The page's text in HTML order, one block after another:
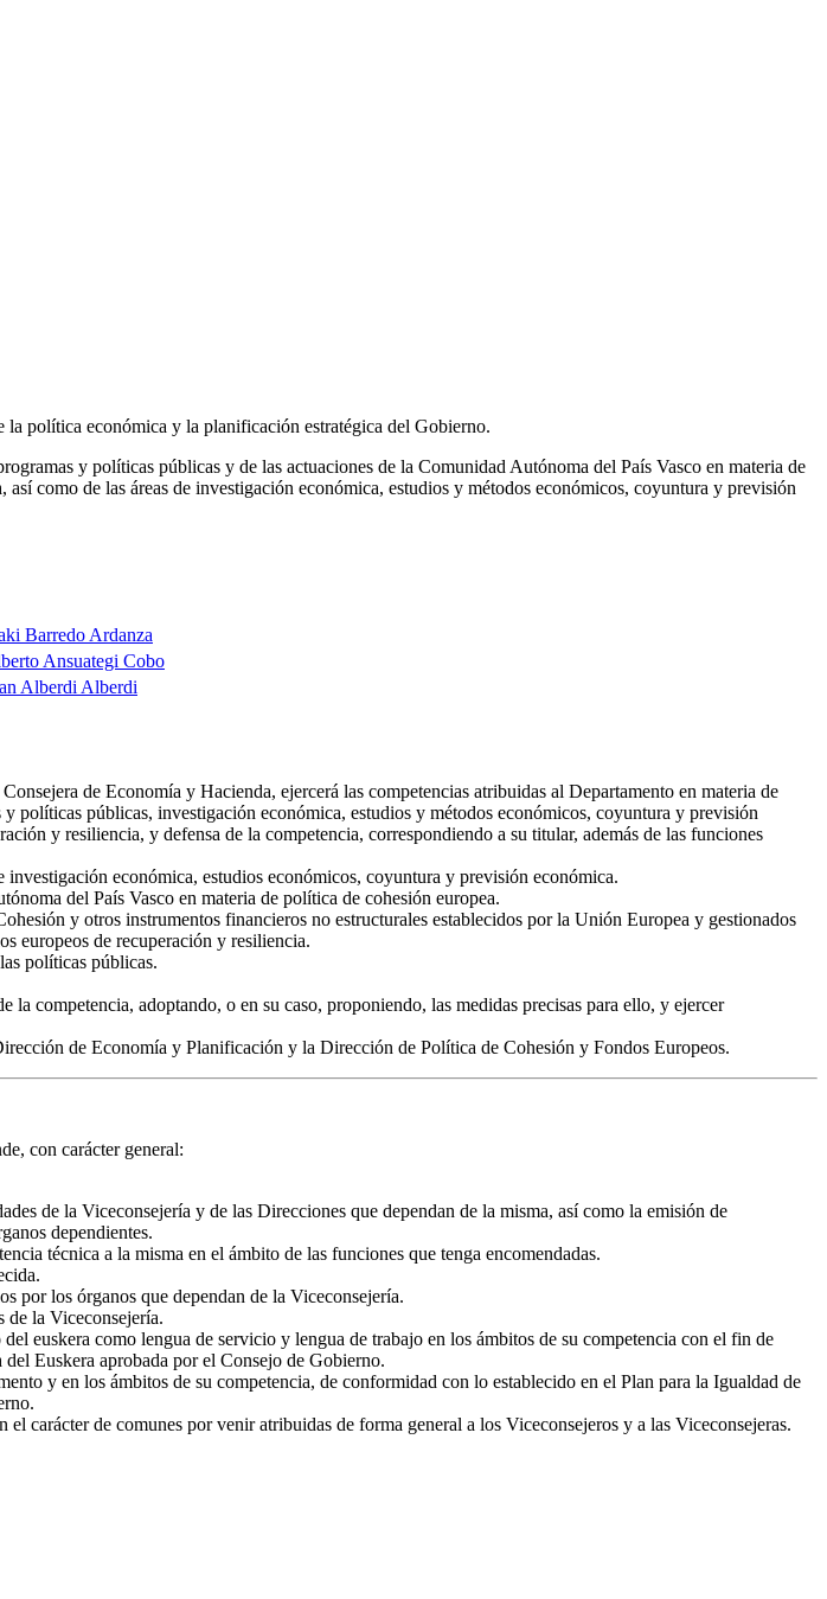
política económica y la planificación estratégica del Gobierno.
y políticas públicas y de las actuaciones de la Comunidad Autónoma del País Vasco en materia de
como de las áreas de investigación económica, estudios y métodos económicos, coyuntura y previsión
Barredo Ardanza
Ansuategi Cobo
Alberdi Alberdi
de Economía y Hacienda, ejercerá las competencias atribuidas al Departamento en materia de
públicas, investigación económica, estudios y métodos económicos, coyuntura y previsión
y resiliencia, y defensa de la competencia, correspondiendo a su titular, además de las funciones
económica, estudios económicos, coyuntura y previsión económica.
del País Vasco en materia de política de cohesión europea.
y otros instrumentos financieros no estructurales establecidos por la Unión Europea y gestionados
europeos de recuperación y resiliencia.
políticas públicas.
competencia, adoptando, o en su caso, proponiendo, las medidas precisas para ello, y ejercer
de Economía y Planificación y la Dirección de Política de Cohesión y Fondos Europeos.
con carácter general:
de la Viceconsejería y de las Direcciones que dependan de la misma, así como la emisión de
dependientes.
técnica a la misma en el ámbito de las funciones que tenga encomendadas.
por los órganos que dependan de la Viceconsejería.
de la Viceconsejería.
euskera como lengua de servicio y lengua de trabajo en los ámbitos de su competencia con el fin de
Euskera aprobada por el Consejo de Gobierno.
y en los ámbitos de su competencia, de conformidad con lo establecido en el Plan para la Igualdad de
carácter de comunes por venir atribuidas de forma general a los Viceconsejeros y a las Viceconsejeras.